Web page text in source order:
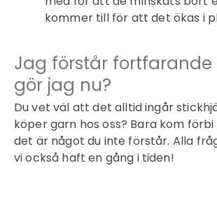
kommer till för att det ökas i
Jag förstår fortfarande
gör jag nu?
Du vet väl att det alltid ingår
köper garn hos oss? Bara kom
det är något du inte förstår. Alla
vi också haft en gång i tiden!